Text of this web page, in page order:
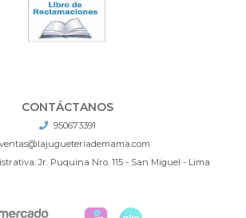
CONTÁCTANOS
950673391
ventas@lajugueteriademama.com
Jr. Puquina Nro. 115 - San Miguel - Lima